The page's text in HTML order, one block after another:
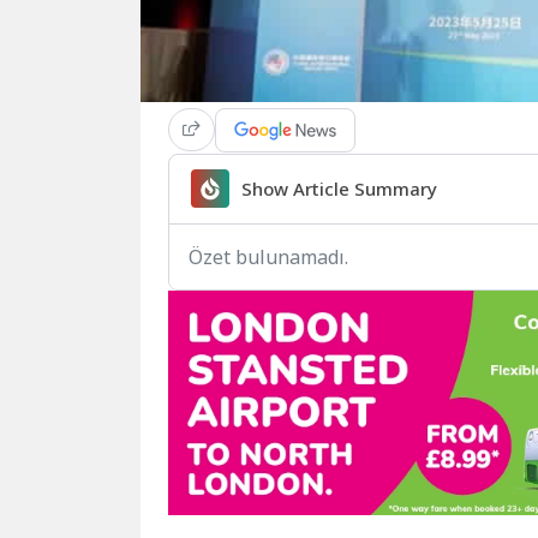
Show Article Summary
Özet bulunamadı.